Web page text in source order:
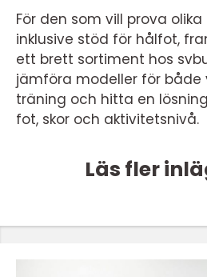
För den som vill prova
inklusive stöd för hålfot,
ett brett sortiment hos
jämföra modeller för både
träning och hitta en
fot, skor och aktivitetsnivå.
Läs fler